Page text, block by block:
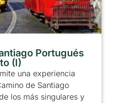
Portugués
(I)
una experiencia
de Santiago
los más singulares y